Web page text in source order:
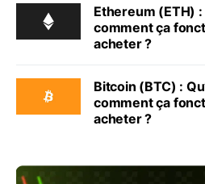
Ethereum (ETH) :
comment ça
acheter ?
Bitcoin (BTC) :
comment ça
acheter ?